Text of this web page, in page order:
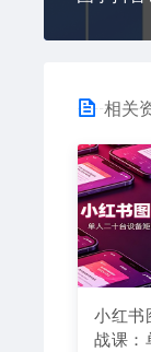
相关
小红书
战课：